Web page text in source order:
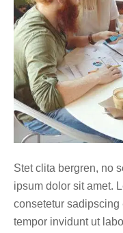
Stet clita bergren, no
ipsum dolor sit amet.
consetetur sadipscing
tempor invidunt ut